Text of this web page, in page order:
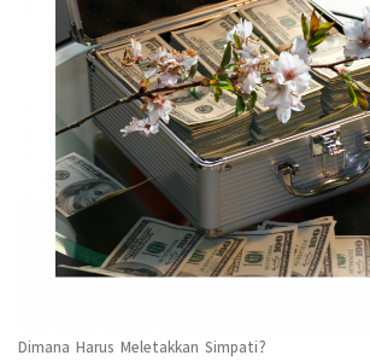
Dimana Harus Meletakkan Simpati?